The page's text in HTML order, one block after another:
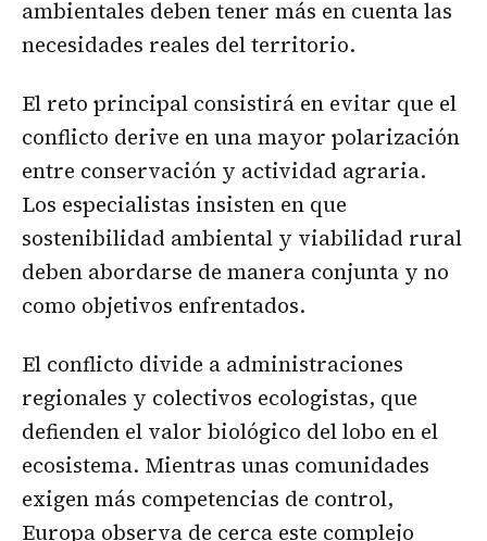
ambientales deben tener más en cuenta las
necesidades reales del territorio.
El reto principal consistirá en evitar que el
conflicto derive en una mayor polarización
entre conservación y actividad agraria.
Los especialistas insisten en que
sostenibilidad ambiental y viabilidad rural
deben abordarse de manera conjunta y no
como objetivos enfrentados.
El conflicto divide a administraciones
regionales y colectivos ecologistas, que
defienden el valor biológico del lobo en el
ecosistema. Mientras unas comunidades
exigen más competencias de control,
Europa observa de cerca este complejo